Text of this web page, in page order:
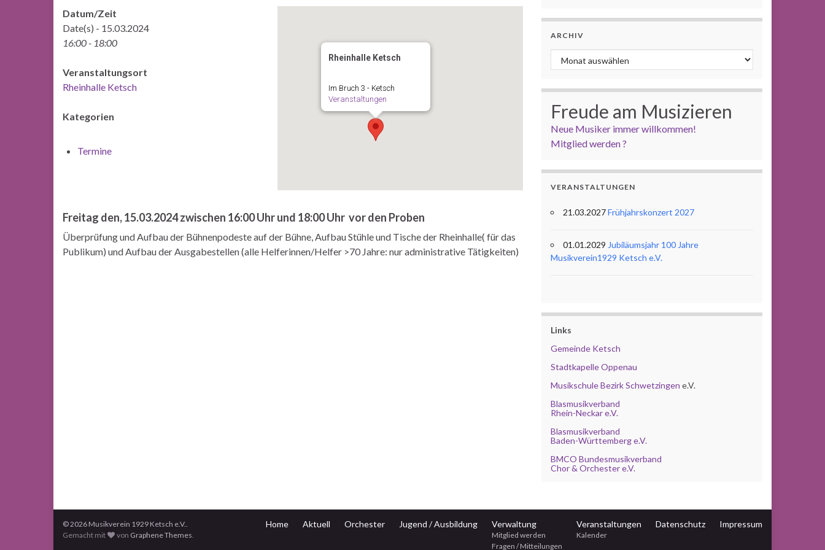
Rheinhalle Ketsch
Im Bruch 3 - Ketsch
Veranstaltungen
Datum/Zeit
Date(s) - 15.03.2024
16:00 - 18:00
Veranstaltungsort
Rheinhalle Ketsch
Kategorien
Termine
Freitag den, 15.03.2024 zwischen 16:00 Uhr und 18:00 Uhr vor den Proben
Überprüfung und Aufbau der Bühnenpodeste auf der Bühne, Aufbau Stühle und Tische der Rheinhalle( für das
Publikum) und Aufbau der Ausgabestellen (alle Helferinnen/Helfer >70 Jahre: nur administrative Tätigkeiten)
ARCHIV
Archiv
Freude am Musizieren
Neue Musiker immer willkommen!
Mitglied werden ?
VERANSTALTUNGEN
21.03.2027Frühjahrskonzert 2027
01.01.2029 Jubiläumsjahr 100 Jahre
Musikverein1929 Ketsch e.V.
Links
Gemeinde Ketsch
Stadtkapelle Oppenau
Musikschule Bezirk Schwetzingen e.V.
Blasmusikverband
Rhein-Neckar e.V.
Blasmusikverband
Baden-Württemberg e.V.
BMCO Bundesmusikverband
Chor & Orchester e.V.
Home Aktuell Orchester Jugend / Ausbildung Verwaltung
Mitglied werden
Fragen / Mitteilungen
Veranstaltungen
Kalender
Datenschutz Impressum
© 2026 Musikverein 1929 Ketsch e.V..
Gemacht mit
von Graphene Themes.